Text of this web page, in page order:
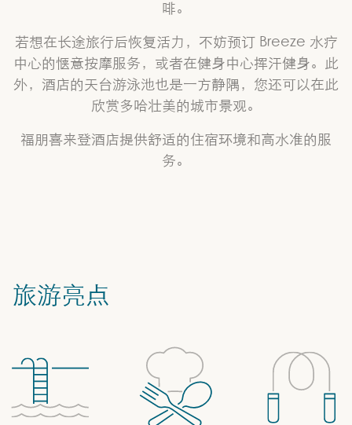
啡。
若想在长途旅行后恢复活力，不妨预订 Breeze 水疗
中心的惬意按摩服务，或者在健身中心挥汗健身。此
外，酒店的天台游泳池也是一方静隅，您还可以在此
欣赏多哈壮美的城市景观。
福朋喜来登酒店提供舒适的住宿环境和高水准的服
务。
旅游亮点